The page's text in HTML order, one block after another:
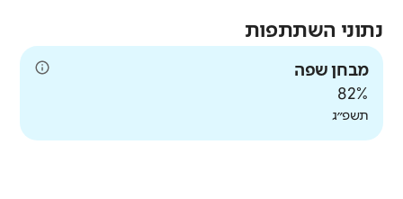
נתוני השתתפות
מבחן שפה
82%
תשפ״ג